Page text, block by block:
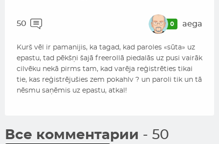
50 0 aega
Kurš vēl ir pamanijis, ka tagad, kad paroles «sūta» uz
epastu, tad pēkšņi šajā freerollā piedalās uz pusi vairāk
cilvēku nekā pirms tam, kad varēja reģistrēties tikai
tie, kas reģistrējušies zem pokahlv ? un paroli tik un tā
nēsmu saņēmis uz epastu, atkal!
Все комментарии - 50